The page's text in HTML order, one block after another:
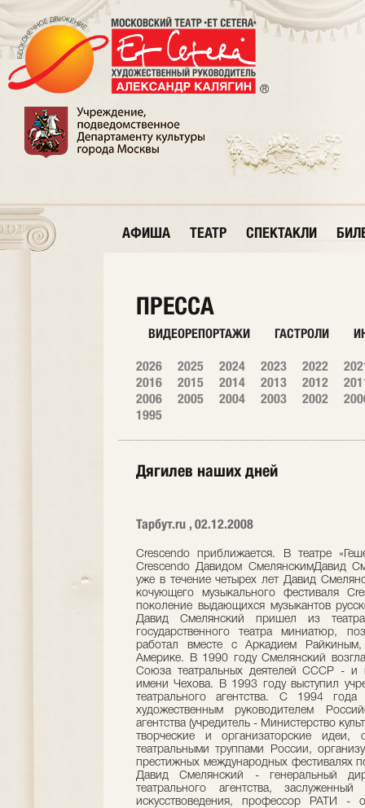
АФИША ТЕАТР СПЕКТАКЛИ
ПРЕССА
ВИДЕОРЕПОРТАЖИ ГАСТРОЛИ
2026 2025 2024 2023 2022
2016
2015 2014 2013 2012
2006
2005 2004 2003 2002
1995
Дягилев наших дней
Тарбут.ru , 02.12.2008
Crescendo приближается. В театре
Crescendo Давидом СмелянскимДавид
уже в течение четырех лет Давид
кочующего музыкального фестиваля
поколение выдающихся музыкантов
Давид Смелянский пришел из
государственного театра миниатюр,
работал вместе с Аркадием
Америке. В 1990 году Смелянский
Союза театральных деятелей СССР - и
имени Чехова. В 1993 году выступил
театрального агентства. С 1994
художественным руководителем
агентства (учредитель - Министерство
творческие и организаторские
театральными труппами России,
престижных международных фестивалях
Давид Смелянский - генеральный
театрального агентства,
искусствоведения, профессор РАТИ -